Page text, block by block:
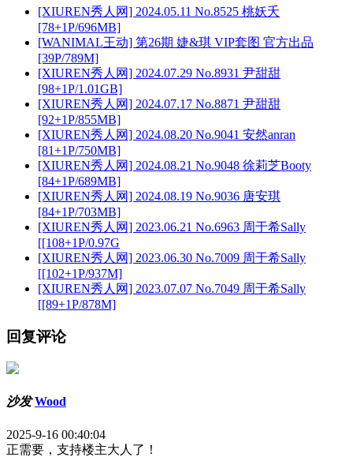
[XIUREN秀人网] 2024.05.11 No.8525 桃妖夭
[78+1P/696MB]
[WANIMAL王动] 第26期 婕&琪 VIP套图 官方出品
[39P/789M]
[XIUREN秀人网] 2024.07.29 No.8931 尹甜甜
[98+1P/1.01GB]
[XIUREN秀人网] 2024.07.17 No.8871 尹甜甜
[92+1P/855MB]
[XIUREN秀人网] 2024.08.20 No.9041 安然anran
[81+1P/750MB]
[XIUREN秀人网] 2024.08.21 No.9048 徐莉芝Booty
[84+1P/689MB]
[XIUREN秀人网] 2024.08.19 No.9036 唐安琪
[84+1P/703MB]
[XIUREN秀人网] 2023.06.21 No.6963 周于希Sally
[[108+1P/0.97G
[XIUREN秀人网] 2023.06.30 No.7009 周于希Sally
[[102+1P/937M]
[XIUREN秀人网] 2023.07.07 No.7049 周于希Sally
[[89+1P/878M]
回复评论
沙发 Wood
2025-9-16 00:40:04
正需要，支持楼主大人了！